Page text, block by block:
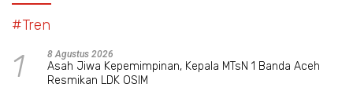
#Tren
1 8 Agustus 2026
Asah Jiwa Kepemimpinan, Kepala MTsN 1 Banda Aceh
Resmikan LDK OSIM